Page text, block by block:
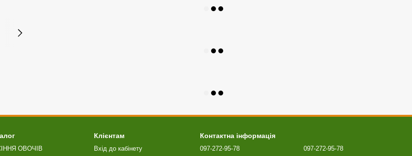
ОВОЧІВ
Клієнтам
Вхід до кабінету
Контактна інформація
097-272-95-78
097-272-95-78